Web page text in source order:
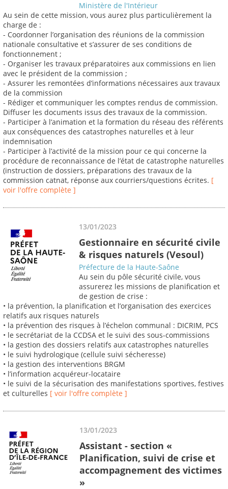
Ministère de l'Intérieur
Au sein de cette mission, vous aurez plus particulièrement la
charge de :
- Coordonner l’organisation des réunions de la commission
nationale consultative et s’assurer de ses conditions de
fonctionnement ;
- Organiser les travaux préparatoires aux commissions en lien
avec le président de la commission ;
- Assurer les remontées d’informations nécessaires aux travaux
de la commission
- Rédiger et communiquer les comptes rendus de commission.
Diffuser les documents issus des travaux de la commission.
- Participer à l’animation et la formation du réseau des référents
aux conséquences des catastrophes naturelles et à leur
indemnisation
- Participer à l’activité de la mission pour ce qui concerne la
procédure de reconnaissance de l’état de catastrophe naturelles
(instruction de dossiers, préparations des travaux de la
commission catnat, réponse aux courriers/questions écrites. [
voir l'offre complète ]
13/01/2023
Gestionnaire en sécurité civile
& risques naturels (Vesoul)
Préfecture de la Haute-Saône
Au sein du pôle sécurité civile, vous
assurerez les missions de planification et
de gestion de crise :
• la prévention, la planification et l’organisation des exercices
relatifs aux risques naturels
• la prévention des risques à l’échelon communal : DICRIM, PCS
• le secrétariat de la CCDSA et le suivi des sous-commissions
• la gestion des dossiers relatifs aux catastrophes naturelles
• le suivi hydrologique (cellule suivi sécheresse)
• la gestion des interventions BRGM
• l’information acquéreur-locataire
• le suivi de la sécurisation des manifestations sportives, festives
et culturelles [ voir l'offre complète ]
13/01/2023
Assistant - section «
Planification, suivi de crise et
accompagnement des victimes
»